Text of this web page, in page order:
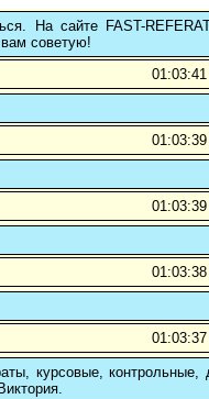
На сайте FAST-
советую!
курсовые, контрольные,